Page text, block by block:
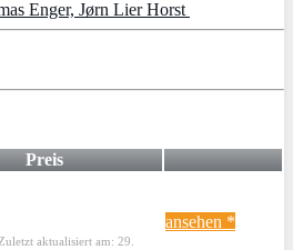
Enger, Jørn Lier Horst
Preis
Zuletzt aktualisiert am: 29.
ansehen *